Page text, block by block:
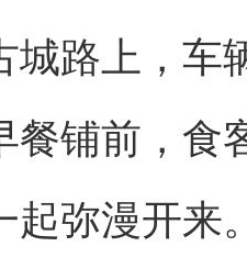
上，车辆
餐铺前，食
起弥漫开来